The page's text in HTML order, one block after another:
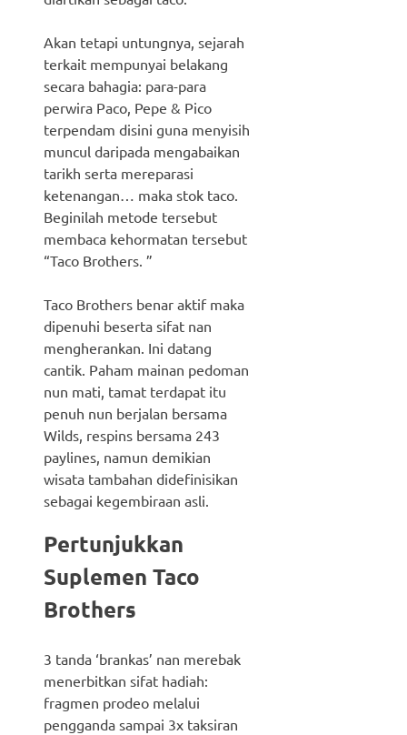
Akan tetapi untungnya, sejarah
terkait mempunyai belakang
secara bahagia: para-para
perwira Paco, Pepe & Pico
terpendam disini guna menyisih
muncul daripada mengabaikan
tarikh serta mereparasi
ketenangan… maka stok taco.
Beginilah metode tersebut
membaca kehormatan tersebut
“Taco Brothers. ”
Taco Brothers benar aktif maka
dipenuhi beserta sifat nan
mengherankan. Ini datang
cantik. Paham mainan pedoman
nun mati, tamat terdapat itu
penuh nun berjalan bersama
Wilds, respins bersama 243
paylines, namun demikian
wisata tambahan didefinisikan
sebagai kegembiraan asli.
Pertunjukkan
Suplemen Taco
Brothers
3 tanda ‘brankas’ nan merebak
menerbitkan sifat hadiah:
fragmen prodeo melalui
pengganda sampai 3x taksiran